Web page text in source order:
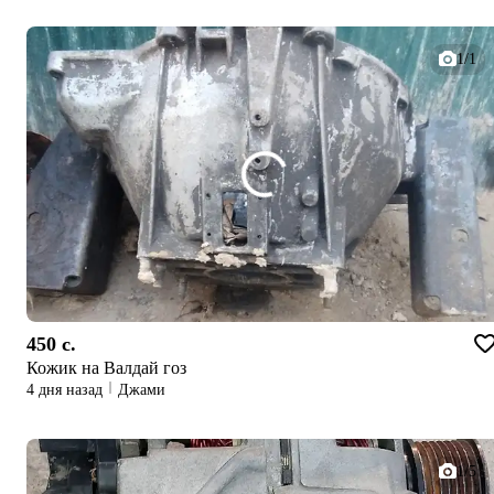
шаведТелефони Маркази тамос: 1155
1/1
450 c.
Кожик на Валдай гоз
4 дня назад Джами
1/5